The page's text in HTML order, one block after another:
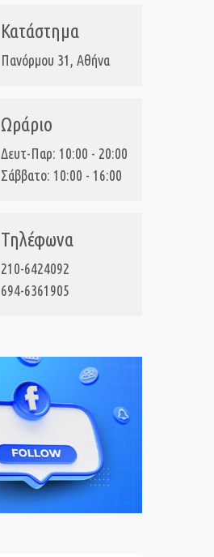
Κατάστημα
Πανόρμου 31, Αθήνα
Ωράριο
Δευτ-Παρ: 10:00 - 20:00
Σάββατο: 10:00 - 16:00
Τηλέφωνα
210-6424092
694-6361905